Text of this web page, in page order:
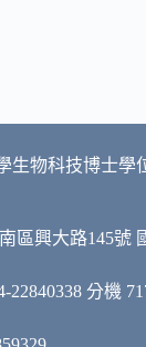
生物科技博士學
區興大路145號
分機